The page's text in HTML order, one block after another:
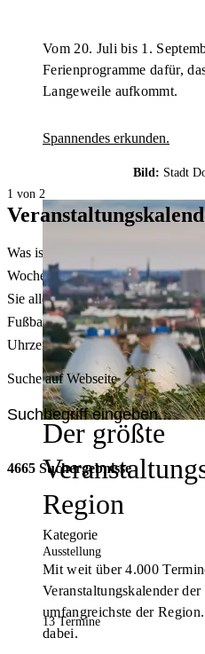
Vom 20. Juli bis 1.
Ferienprogramme dafür,
Langeweile aufkommt.
Spannendes erkunden.
Bild: Stadt
Der größte
Region
Mit weit über 4.000
Veranstaltungskalender
umfangreichste der
dabei.
1 von 2
Was ist heute in Dortmund los?
Wochenende? Im größten
Sie alle Events – von der Stadt-
Fußballspiel bis zum Flohmarkt.
Uhrzeit, Ort oder Art der
Suche auf Webseite
4665 Suchergebnisse
Kategorie
Ausstellung
13 Termine